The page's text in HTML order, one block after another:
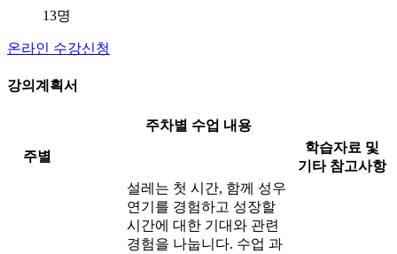
13명
온라인 수강신청
강의계획서
주차별 수업 내용
주별
학습자료 및
기타 참고사항
설레는 첫 시간, 함께 성우
연기를 경험하고 성장할
시간에 대한 기대와 관련
경험을 나눕니다. 수업 과